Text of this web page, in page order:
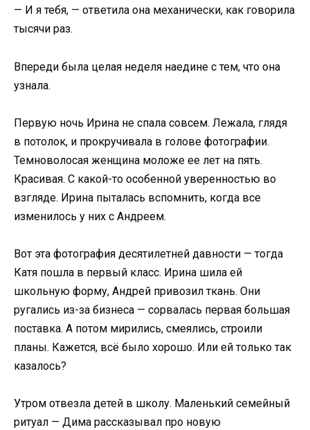
— И я тебя, — ответила она механически, как говорила
тысячи раз.
Впереди была целая неделя наедине с тем, что она
узнала.
Первую ночь Ирина не спала совсем. Лежала, глядя
в потолок, и прокручивала в голове фотографии.
Темноволосая женщина моложе ее лет на пять.
Красивая. С какой-то особенной уверенностью во
взгляде. Ирина пыталась вспомнить, когда все
изменилось у них с Андреем.
Вот эта фотография десятилетней давности — тогда
Катя пошла в первый класс. Ирина шила ей
школьную форму, Андрей привозил ткань. Они
ругались из-за бизнеса — сорвалась первая большая
поставка. А потом мирились, смеялись, строили
планы. Кажется, всё было хорошо. Или ей только так
казалось?
Утром отвезла детей в школу. Маленький семейный
ритуал — Дима рассказывал про новую